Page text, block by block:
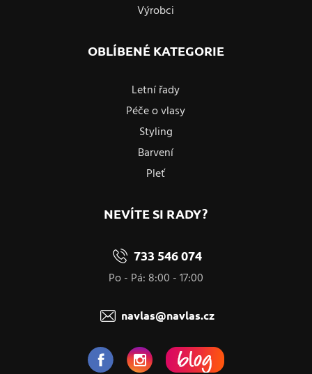
Výrobci
OBLÍBENÉ KATEGORIE
Letní řady
Péče o vlasy
Styling
Barvení
Pleť
NEVÍTE SI RADY?
733 546 074
Po - Pá: 8:00 - 17:00
navlas@navlas.cz